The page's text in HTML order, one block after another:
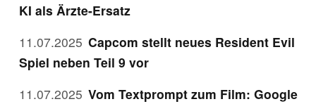
KI als Ärzte-Ersatz
11.07.2025 Capcom stellt neues Resident Evil
Spiel neben Teil 9 vor
11.07.2025 Vom Textprompt zum Film: Google